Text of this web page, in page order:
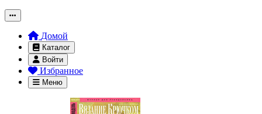
Домой
Каталог
Войти
Избранное
Меню